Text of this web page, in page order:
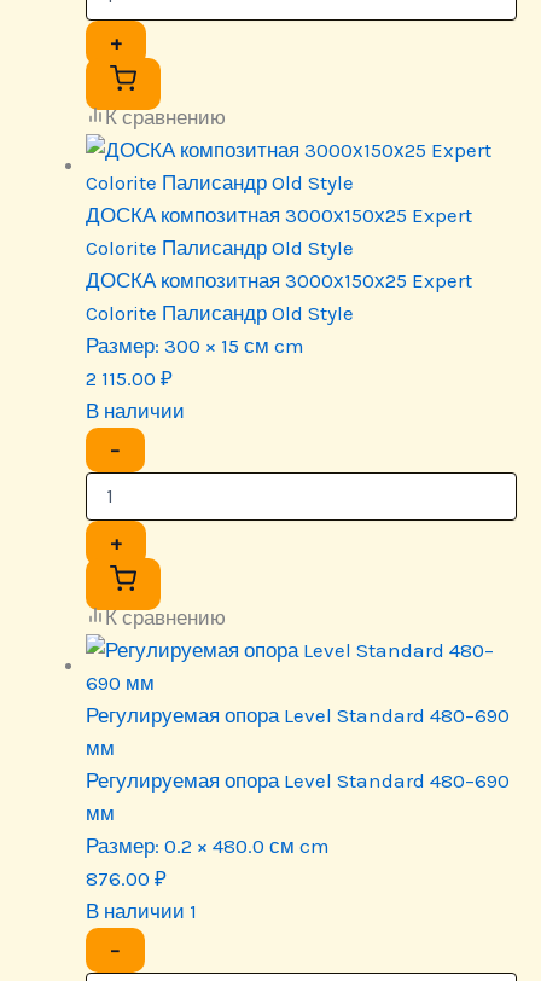
+
К сравнению
ДОСКА композитная 3000х150х25 Expert
Colorite Палисандр Old Style
ДОСКА композитная 3000х150х25 Expert
Colorite Палисандр Old Style
Размер: 300 × 15 см cm
2 115.00 ₽
В наличии
−
+
К сравнению
Регулируемая опора Level Standard 480–690
мм
Регулируемая опора Level Standard 480–690
мм
Размер: 0.2 × 480.0 см cm
876.00 ₽
В наличии 1
−